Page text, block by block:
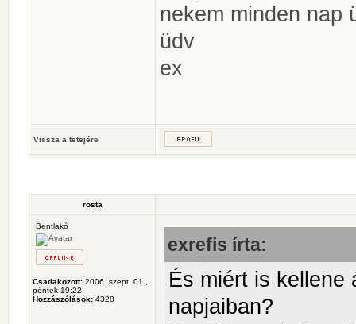
nekem minden nap
üdv
ex
Vissza a tetejére
rosta
Bentlakó
Csatlakozott: 2006. szept. 01.,
péntek 19:22
Hozzászólások: 4328
exrefis írta:
És miért is kellene
napjaiban?